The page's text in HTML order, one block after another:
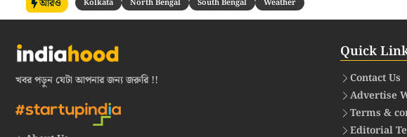
আরও
খবর পড়ুন যেটা আপনার জন্য জরুরি !!
Quick
Contact Us
Advertise
Terms &
Editorial